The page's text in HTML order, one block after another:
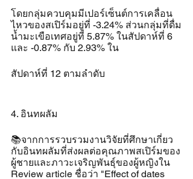
โดยกลุ่มควบคุมมีเปอร์เซ็นต์การเคลื่อน
ไหวของสเปิร์มอยู่ที่ -3.24% ส่วนกลุ่มที่ดื่ม
น้ำมะเขือเทศอยู่ที่ 5.87% ในสัปดาห์ที่ 6
และ -0.87% กับ 2.93% ใน
สัปดาห์ที่ 12 ตามลำดับ
4. อินทผลัม
📚จากการรวบรวมงานวิจัยที่ศึกษาเกี่ยว
กับอินทผลัมที่ส่งผลต่อคุณภาพสเปิร์มของ
ผู้ชายและภาวะเจริญพันธุ์ของผู้หญิงใน
Review article ชื่อว่า "Effect of dates